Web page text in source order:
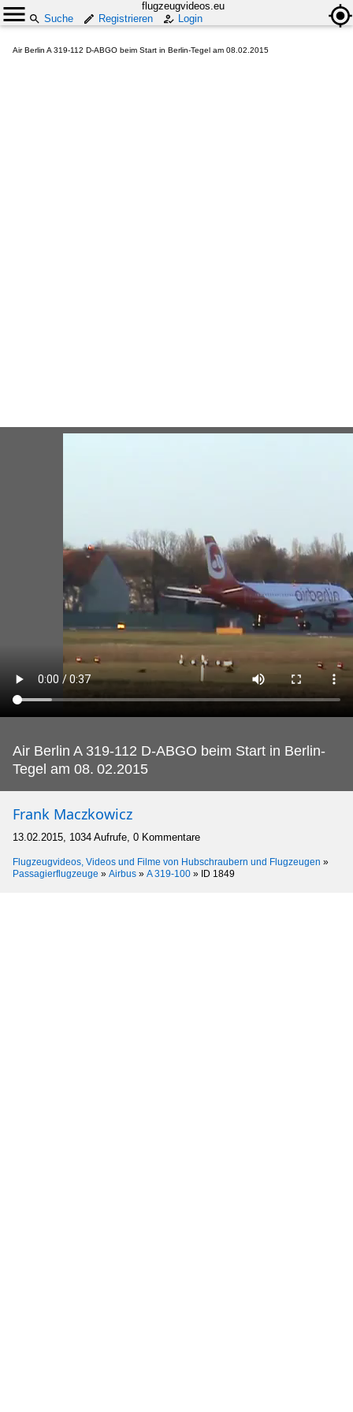
flugzeugvideos.eu
Suche
Registrieren Login
Air Berlin A 319-112 D-ABGO beim Start in Berlin-Tegel am 08.02.2015
Air Berlin A 319-112 D-ABGO beim Start in Berlin-
Tegel am 08. 02.2015
Frank Maczkowicz
13.02.2015, 1034 Aufrufe, 0 Kommentare
Flugzeugvideos, Videos und Filme von Hubschraubern und Flugzeugen »
Passagierflugzeuge » Airbus » A 319-100 » ID 1849